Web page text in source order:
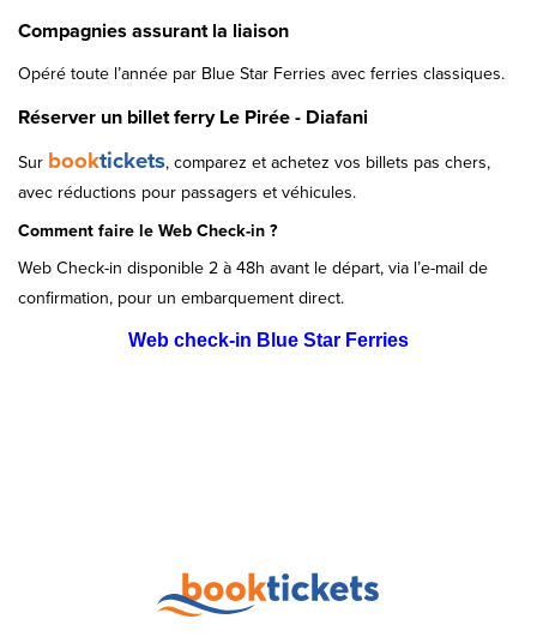
Compagnies assurant la liaison
Opéré toute l’année par Blue Star Ferries avec ferries classiques.
Réserver un billet ferry Le Pirée - Diafani
Sur booktickets, comparez et achetez vos billets pas chers,
avec réductions pour passagers et véhicules.
Comment faire le Web Check-in ?
Web Check-in disponible 2 à 48h avant le départ, via l’e-mail de
confirmation, pour un embarquement direct.
Web check-in Blue Star Ferries